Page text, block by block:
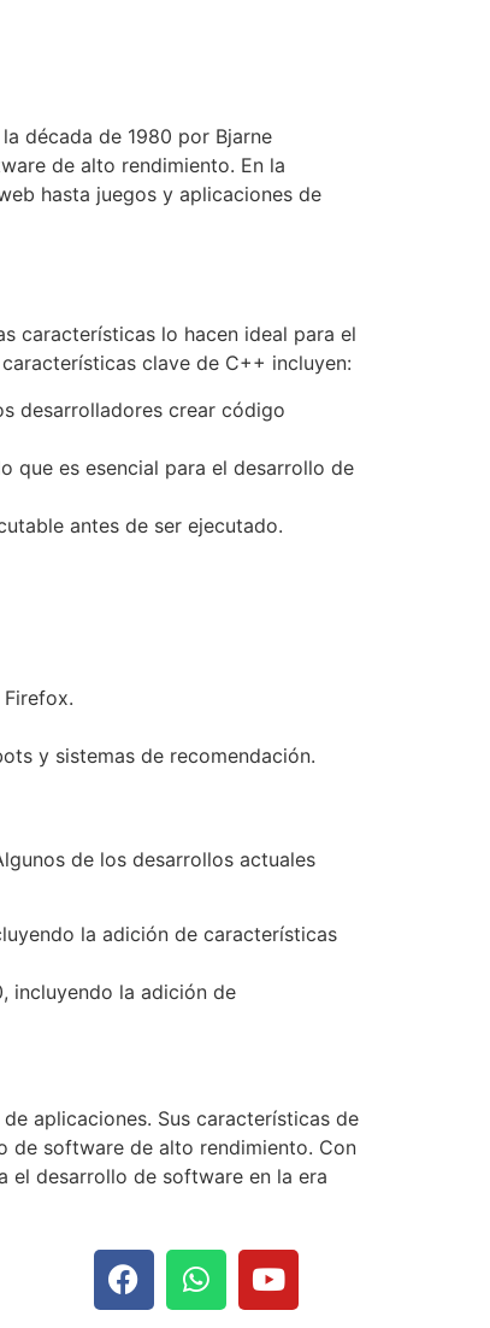
década de 1980 por Bjarne
de alto rendimiento. En la
hasta juegos y aplicaciones de
características lo hacen ideal para el
clave de C++ incluyen:
desarrolladores crear código
que es esencial para el desarrollo de
antes de ser ejecutado.
y sistemas de recomendación.
de los desarrollos actuales
la adición de características
incluyendo la adición de
aplicaciones. Sus características de
de software de alto rendimiento. Con
el desarrollo de software en la era